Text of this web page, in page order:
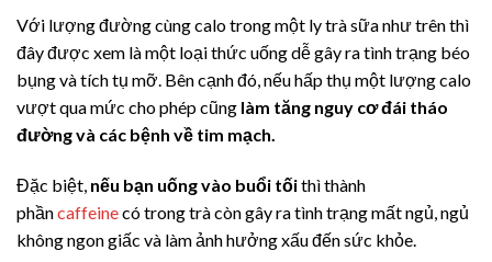
Với lượng đường cùng calo trong một ly trà sữa như trên thì
đây được xem là một loại thức uống dễ gây ra tình trạng béo
bụng và tích tụ mỡ. Bên cạnh đó, nếu hấp thụ một lượng calo
vượt qua mức cho phép cũng làm tăng nguy cơ đái tháo
đường và các bệnh về tim mạch.
Đặc biệt, nếu bạn uống vào buổi tốithì thành
phầncaffeinecó trong trà còn gây ra tình trạng mất ngủ, ngủ
không ngon giấc và làm ảnh hưởng xấu đến sức khỏe.